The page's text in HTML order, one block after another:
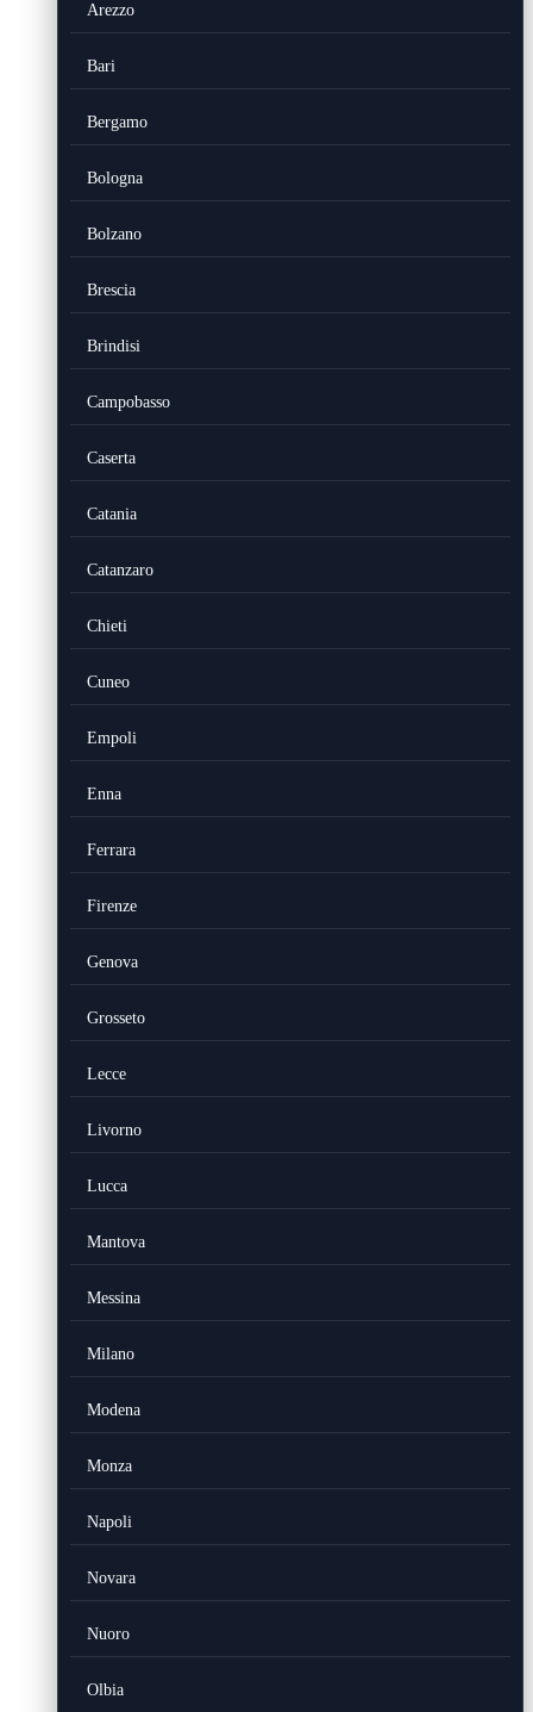
Arezzo
Bari
Bergamo
Bologna
Bolzano
Brescia
Brindisi
Campobasso
Caserta
Catania
Catanzaro
Chieti
Cuneo
Empoli
Enna
Ferrara
Firenze
Genova
Grosseto
Lecce
Livorno
Lucca
Mantova
Messina
Milano
Modena
Monza
Napoli
Novara
Nuoro
Olbia